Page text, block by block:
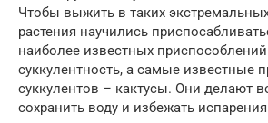
Чтобы выжить в таких
растения научились
наиболее известных
суккулентность, а самые известные
суккулентов – кактусы. Они делают
сохранить воду и избежать